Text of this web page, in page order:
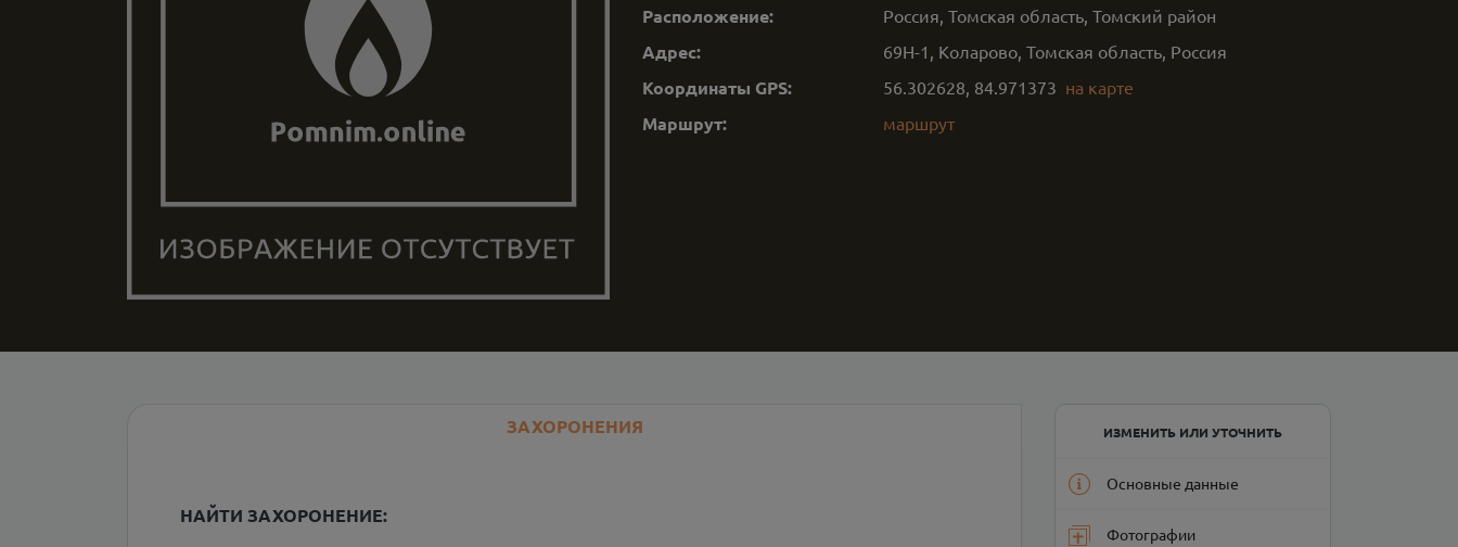
Расположение: Россия, Томская область, Томский район
Адрес: 69Н-1, Коларово, Томская область, Россия
Координаты GPS: 56.302628, 84.971373 на карте
Маршрут: маршрут
ЗАХОРОНЕНИЯ
НАЙТИ ЗАХОРОНЕНИЕ:
ИЗМЕНИТЬ ИЛИ УТОЧНИТЬ
Основные данные
Фотографии